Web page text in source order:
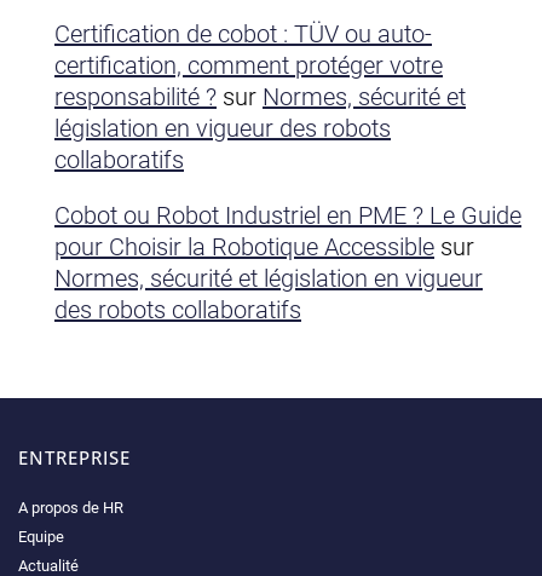
Certification de cobot : TÜV ou auto-
certification, comment protéger votre
responsabilité ? sur Normes, sécurité et
législation en vigueur des robots
collaboratifs
Cobot ou Robot Industriel en PME ? Le Guide
pour Choisir la Robotique Accessible sur
Normes, sécurité et législation en vigueur
des robots collaboratifs
ENTREPRISE
A propos de HR
Equipe
Actualité